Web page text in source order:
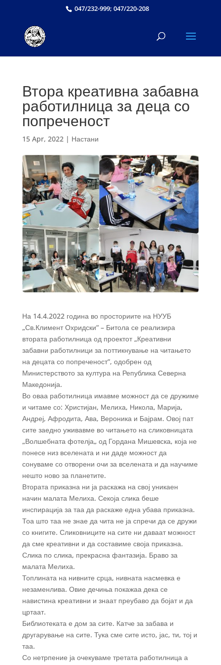
047/232-999; 047/220-208
Втора креативна забавна
работилница за деца со
попреченост
15 Apr, 2022| Настани
На 14.4.2022 година во просториите на НУУБ
„Св.Климент Охридски“ – Битола се реализира
втората работилница од проектот „Креативни
забавни работилници за поттикнување на читањето
на децата со попреченост“, одобрен од
Министерството за култура на Република Северна
Македонија.
Во оваа работилница имавме можност да се дружиме
и читаме со: Христијан, Мелиха, Никола, Марија,
Андреј, Афродита, Ава, Вероника и Бајрам. Овој пат
сите заедно уживавме во читањето на сликовницата
„Волшебната фотелја„ од Гордана Мишевска, која не
понесе низ вселената и ни даде можност да
сонуваме со отворени очи за вселената и да научиме
нешто ново за планетите.
Втората приказна ни ја раскажа на свој уникаен
начин малата Мелиха. Секоја слика беше
инспирација за таа да раскаже една убава приказна.
Тоа што таа не знае да чита не ја спречи да се дружи
со книгите. Сликовниците на сите ни даваат можност
да сме креативни и да составиме своја приказна.
Слика по слика, прекрасна фантазија. Браво за
малата Мелиха.
Топлината на нивните срца, нивната насмевка е
незаменлива. Овие дечиња покажаа дека се
навистина креативни и знаат преубаво да бојат и да
цртаат.
Библиотеката е дом за сите. Катче за забава и
другарување на сите. Тука сме сите исто, јас, ти, тој и
таа.
Со нетрпение ја очекуваме третата работилница а